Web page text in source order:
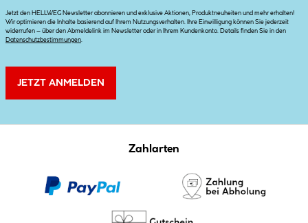
Jetzt den HELLWEG Newsletter abonnieren und exklusive Aktionen, Produktneuheiten und mehr erhalten!
Wir optimieren die Inhalte basierend auf Ihrem Nutzungsverhalten. Ihre Einwilligung können Sie jederzeit
widerrufen – über den Abmeldelink im Newsletter oder in Ihrem Kundenkonto. Details finden Sie in den
Datenschutzbestimmungen
JETZT ANMELDEN
Zahlarten